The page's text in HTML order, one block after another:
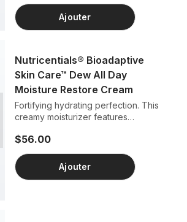
Ajouter
Nutricentials® Bioadaptive
Skin Care™ Dew All Day
Moisture Restore Cream
Fortifying hydrating perfection. This
creamy moisturizer features
bounce back and become more
resilient to life’s daily stressors, while
other worry-free ingredients soothe,
soften, and visibly smooth skin,
$56.00
Ajouter